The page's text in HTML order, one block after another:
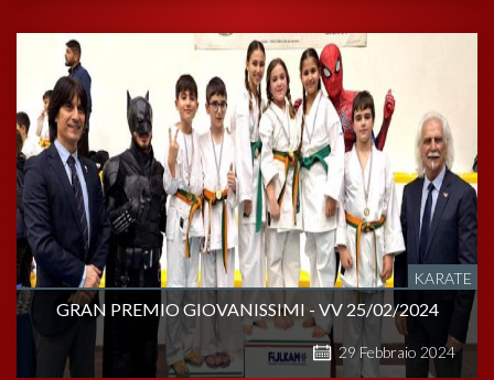
KARATE
GRAN PREMIO GIOVANISSIMI - VV 25/02/2024
29 Febbraio 2024